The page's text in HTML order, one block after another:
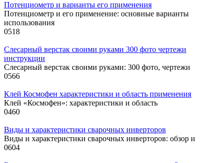
Потенциометр и варианты его применения
Потенциометр и его применение: основные варианты
использования
0518
Слесарный верстак своими руками 300 фото чертежи
инструкции
Слесарный верстак своими руками: 300 фото, чертежи
0566
Клей Космофен характеристики и область применения
Клей «Космофен»: характеристики и область
0460
Виды и характеристики сварочных инверторов
Виды и характеристики сварочных инверторов: обзор и
0604